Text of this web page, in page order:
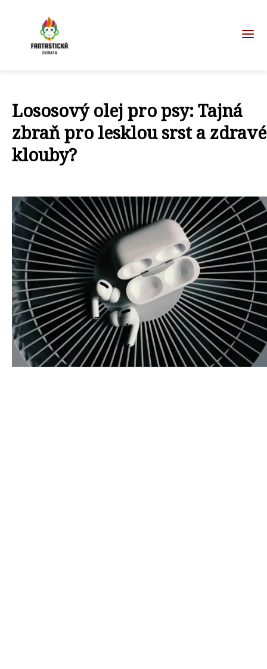
Lososový olej pro psy: Tajná
zbraň pro lesklou srst a zdravé
klouby?